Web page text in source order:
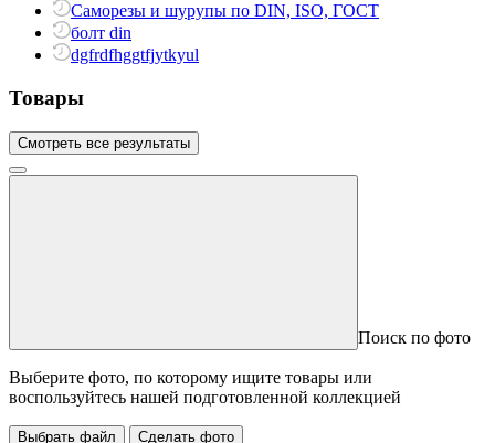
Саморезы и шурупы по DIN, ISO, ГОСТ
болт din
dgfrdfhggtfjytkyul
Товары
Смотреть все результаты
Поиск по фото
Выберите фото, по которому ищите товары или
воспользуйтесь нашей подготовленной коллекцией
Выбрать файл Сделать фото